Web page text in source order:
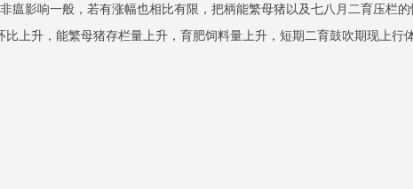
瘟影响一般，若有涨幅也相比有限，把柄能繁母猪以及七八月二育压栏
上升，能繁母猪存栏量上升，育肥饲料量上升，短期二育鼓吹期现上行